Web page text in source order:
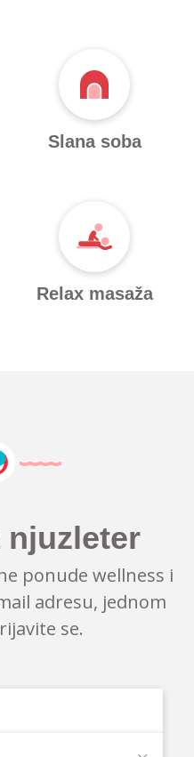
Slana soba
Relax masaža
njuzleter
ponude wellness i
adresu, jednom
se.